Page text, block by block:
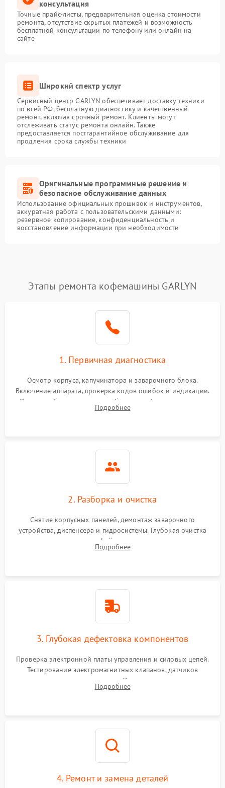
консультация
Точные прайс-листы, предварительная оценка стоимости
ремонта, отсутствие скрытых платежей и возможность
бесплатной консультации по телефону или онлайн на
сайте
Широкий спектр услуг
Сервисный центр GARLYN обеспечивает доставку техники
по всей РФ, бесплатную диагностику и качественный
ремонт, включая срочный ремонт. Клиенты могут
отслеживать статус ремонта онлайн. Также
предоставляется постгарантийное обслуживание для
продления срока службы техники
Оригинальные программные решение и
безопасное обслуживание данных
Использование официальных прошивок и инструментов,
аккуратная работа с пользовательскими данными:
резервное копирование, конфиденциальность и
восстановление информации при необходимости
Этапы ремонта кофемашины GARLYN
1. Первичная диагностика
Осмотр корпуса, капучинатора и заварочного блока.
Включение аппарата, проверка кодов ошибок и индикации.
Оценка работы помпы, термоблока и кофемолки на слух.
Измерение температуры и давления воды для выявления
Подробнее
2. Разборка и очистка
Снятие корпусных панелей, демонтаж заварочного
устройства, диспенсера и гидросистемы. Глубокая очистка
внутренних узлов от кофейных масел, жмыха и накипи.
Промывка дренажных каналов и фильтров с использованием
Подробнее
3. Глубокая дефектовка компонентов
Проверка электронной платы управления и силовых цепей.
Тестирование электромагнитных клапанов, датчиков
температуры и расходомера. Оценка степени износа
жерновов кофемолки, уплотнительных колец гидросистемы
Подробнее
4. Ремонт и замена деталей